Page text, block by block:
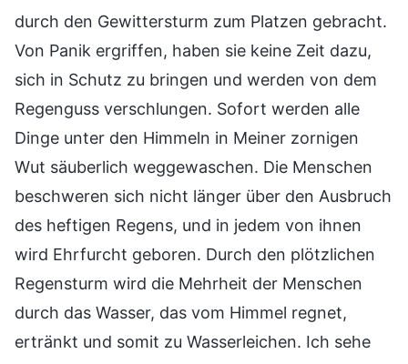
durch den Gewittersturm zum Platzen gebracht.
Von Panik ergriffen, haben sie keine Zeit dazu,
sich in Schutz zu bringen und werden von dem
Regenguss verschlungen. Sofort werden alle
Dinge unter den Himmeln in Meiner zornigen
Wut säuberlich weggewaschen. Die Menschen
beschweren sich nicht länger über den Ausbruch
des heftigen Regens, und in jedem von ihnen
wird Ehrfurcht geboren. Durch den plötzlichen
Regensturm wird die Mehrheit der Menschen
durch das Wasser, das vom Himmel regnet,
ertränkt und somit zu Wasserleichen. Ich sehe